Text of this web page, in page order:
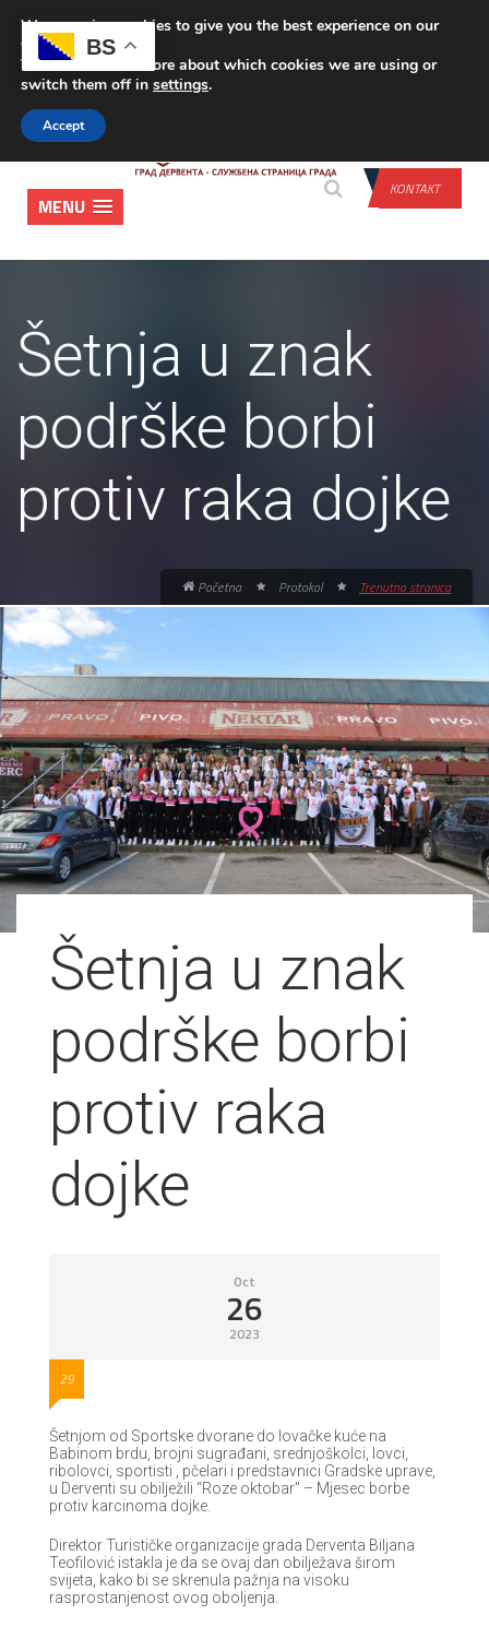
PRIJAVA
KONTAKT
MENU
Šetnja u znak
podrške borbi
protiv raka dojke
Početna Protokol Trenutna stranica
Šetnja u znak
podrške borbi
protiv raka
dojke
Oct
26
2023
29
Šetnjom od Sportske dvorane do lovačke kuće na
Babinom brdu, brojni sugrađani, srednjoškolci, lovci,
ribolovci, sportisti , pčelari i predstavnici Gradske uprave,
u Derventi su obilježili “Roze oktobar” – Mjesec borbe
protiv karcinoma dojke.
Direktor Turističke organizacije grada Derventa Biljana
Teofilović istakla je da se ovaj dan obilježava širom
svijeta, kako bi se skrenula pažnja na visoku
rasprostanjenost ovog oboljenja.
BS
We are using cookies to give you the best experience on our
website.
You can find out more about which cookies we are using or
switch them off in settings.
Accept